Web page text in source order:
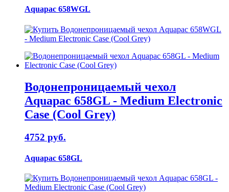
Aquapac 658WGL
Водонепроницаемый чехол
Aquapac 658GL - Medium Electronic
Case (Cool Grey)
4752 руб.
Aquapac 658GL